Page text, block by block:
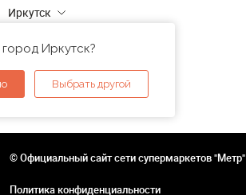
Иркутск
Иркутск?
Выбрать другой
© Официальный сайт сети супермаркетов "Метр"
Политика конфиденциальности